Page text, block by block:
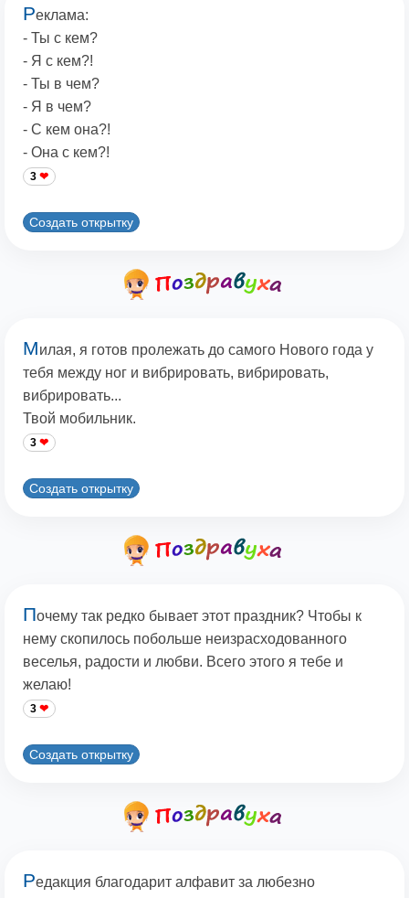
Реклама:
- Ты с кем?
- Я с кем?!
- Ты в чем?
- Я в чем?
- С кем она?!
- Она с кем?!
3
Создать открытку
Милая, я готов пролежать до самого Нового года у
тебя между ног и вибрировать, вибрировать,
вибрировать...
Твой мобильник.
3
Создать открытку
Почему так редко бывает этот праздник? Чтобы к
нему скопилось побольше неизрасходованного
веселья, радости и любви. Всего этого я тебе и
желаю!
3
Создать открытку
Редакция благодарит алфавит за любезно